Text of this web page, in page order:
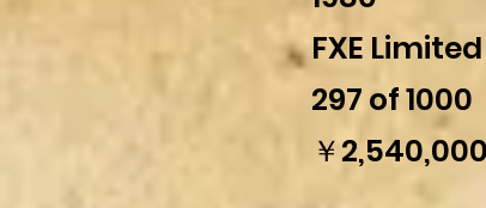
FXE
297 of 1000
￥2,540,000